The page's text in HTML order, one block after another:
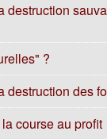
destruction
?
destruction des
course au profit